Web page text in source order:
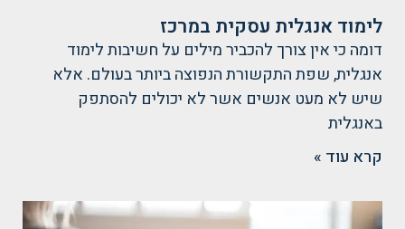
לימוד אנגלית עסקית במרכז
דומה כי אין צורך להכביר מילים על חשיבות לימוד
אנגלית, שפת התקשורת הנפוצה ביותר בעולם. אלא
שיש לא מעט אנשים אשר לא יכולים להסתפק
באנגלית
קרא עוד »